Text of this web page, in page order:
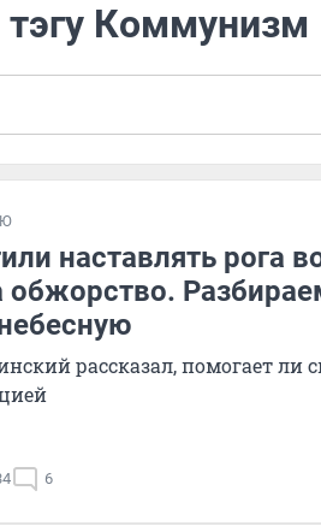
Коммунизм
наставлять рога
обжорство.
рассказал, помогает ли
6